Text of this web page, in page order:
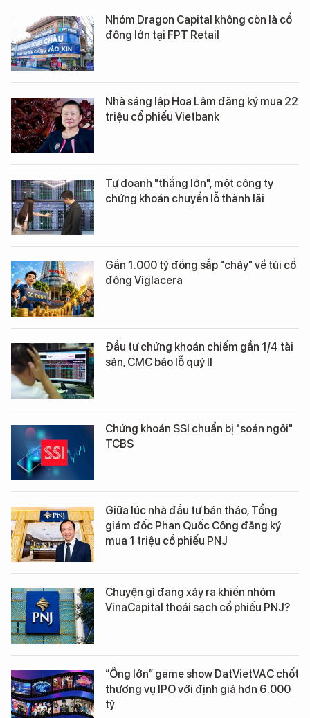
Nhóm Dragon Capital không còn là cổ
đông lớn tại FPT Retail
Nhà sáng lập Hoa Lâm đăng ký mua 22
triệu cổ phiếu Vietbank
Tự doanh "thắng lớn", một công ty
chứng khoán chuyển lỗ thành lãi
Gần 1.000 tỷ đồng sắp "chảy" về túi cổ
đông Viglacera
Đầu tư chứng khoán chiếm gần 1/4 tài
sản, CMC báo lỗ quý II
Chứng khoán SSI chuẩn bị "soán ngôi"
TCBS
Giữa lúc nhà đầu tư bán tháo, Tổng
giám đốc Phan Quốc Công đăng ký
mua 1 triệu cổ phiếu PNJ
Chuyện gì đang xảy ra khiến nhóm
VinaCapital thoái sạch cổ phiếu PNJ?
“Ông lớn” game show DatVietVAC chốt
thương vụ IPO với định giá hơn 6.000
tỷ